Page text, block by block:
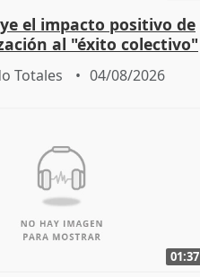
el impacto positivo de
al "éxito colectivo"
Totales 04/08/2026
01:37